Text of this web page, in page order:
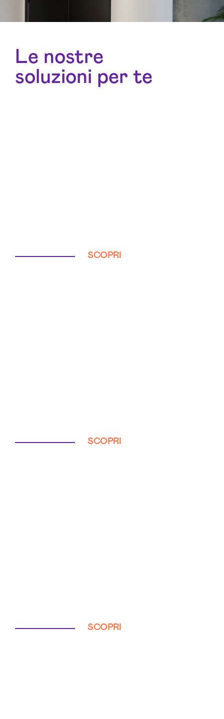
Le nostre
soluzioni per te
SCOPRI
SCOPRI
SCOPRI